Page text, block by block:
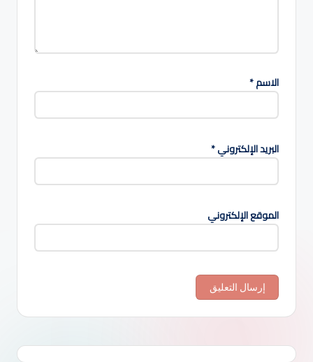
الاسم*
البريد الإلكتروني*
الموقع الإلكتروني